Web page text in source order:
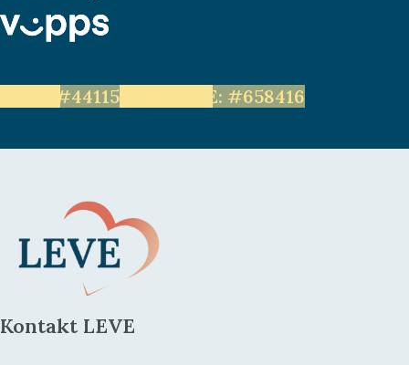
LEVE: #44115 Unge LEVE: #658416
Kontakt LEVE